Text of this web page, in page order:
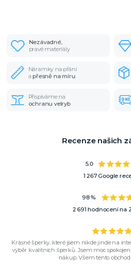
Nezávadné,
pravé materiály
Náramky na přání
apřesně na míru
Přispíváme na
ochranu velryb
Recenze našich
5.0
1 267 Google
98 %
2 691 hodnocení na
Krásné šperky, které jsem nikde jinde na
výběr kvalitních šperků. Jsem moc
nákup. Všem tento